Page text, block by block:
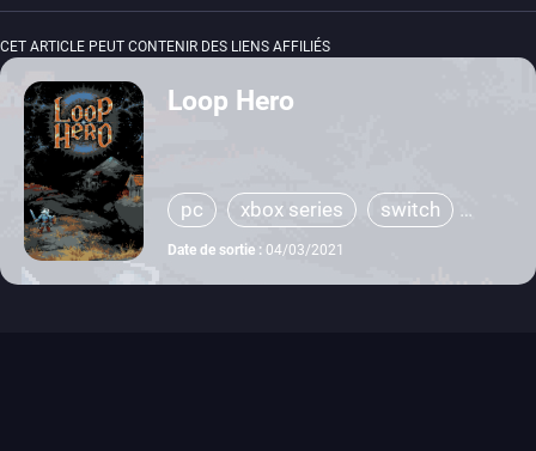
CET ARTICLE PEUT CONTENIR DES LIENS AFFILIÉS
Loop Hero
pc xbox series
switch
xbox one
Date de sortie : 04/03/2021